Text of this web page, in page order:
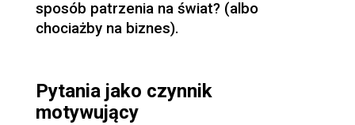
sposób patrzenia na świat? (albo
chociażby na biznes).
Pytania jako czynnik
motywujący